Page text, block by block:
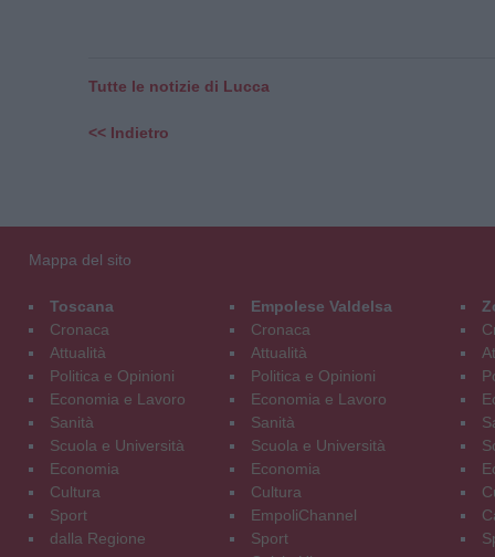
Tutte le notizie di Lucca
<< Indietro
Mappa del sito
Toscana
Cronaca
Attualità
Politica e Opinioni
Economia e Lavoro
Sanità
Scuola e Università
Economia
Cultura
Sport
dalla Regione
Empolese Valdelsa
Cronaca
Attualità
Politica e Opinioni
Economia e Lavoro
Sanità
Scuola e Università
Economia
Cultura
EmpoliChannel
Sport